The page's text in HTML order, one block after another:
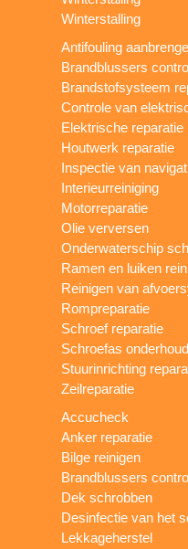
Winterstalling
Antifouling
Brandblussers
Brandstofsysteem
Controle van
Elektrische reparatie
Houtwerk reparatie
Inspectie van
Interieurreiniging
Motorreparatie
Olie verversen
Onderwaterschip
Ramen en luiken
Reinigen van
Rompreparatie
Schroef reparatie
Schroefas onderhoud
Stuurinrichting
Zeilreparatie
Accucheck
Anker reparatie
Bilge reinigen
Brandblussers
Dek schrobben
Desinfectie van het
Lekkageherstel